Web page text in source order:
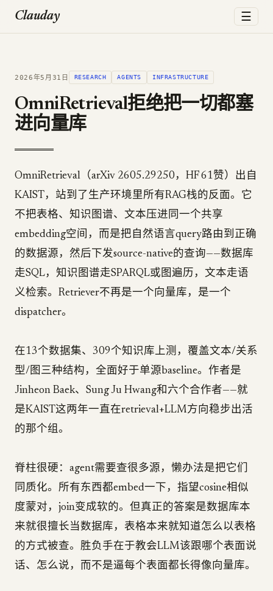
Clauday ☰
2026年5月31日 RESEARCH AGENTS INFRASTRUCTURE
OmniRetrieval拒绝把一切都塞
进向量库
OmniRetrieval（arXiv 2605.29250，HF 61赞）出自
KAIST，站到了生产环境里所有RAG栈的反面。它
不把表格、知识图谱、文本压进同一个共享
embedding空间，而是把自然语言query路由到正确
的数据源，然后下发source-native的查询——数据库
走SQL，知识图谱走SPARQL或图遍历，文本走语
义检索。Retriever不再是一个向量库，是一个
dispatcher。
在13个数据集、309个知识库上测，覆盖文本/关系
型/图三种结构，全面好于单源baseline。作者是
Jinheon Baek、Sung Ju Hwang和六个合作者——就
是KAIST这两年一直在retrieval+LLM方向稳步出活
的那个组。
脊柱很硬：agent需要查很多源，懒办法是把它们
同质化。所有东西都embed一下，指望cosine相似
度蒙对，join变成软的。但真正的答案是数据库本
来就很擅长当数据库，表格本来就知道怎么以表格
的方式被查。胜负手在于教会LLM该跟哪个表面说
话、怎么说，而不是逼每个表面都长得像向量库。